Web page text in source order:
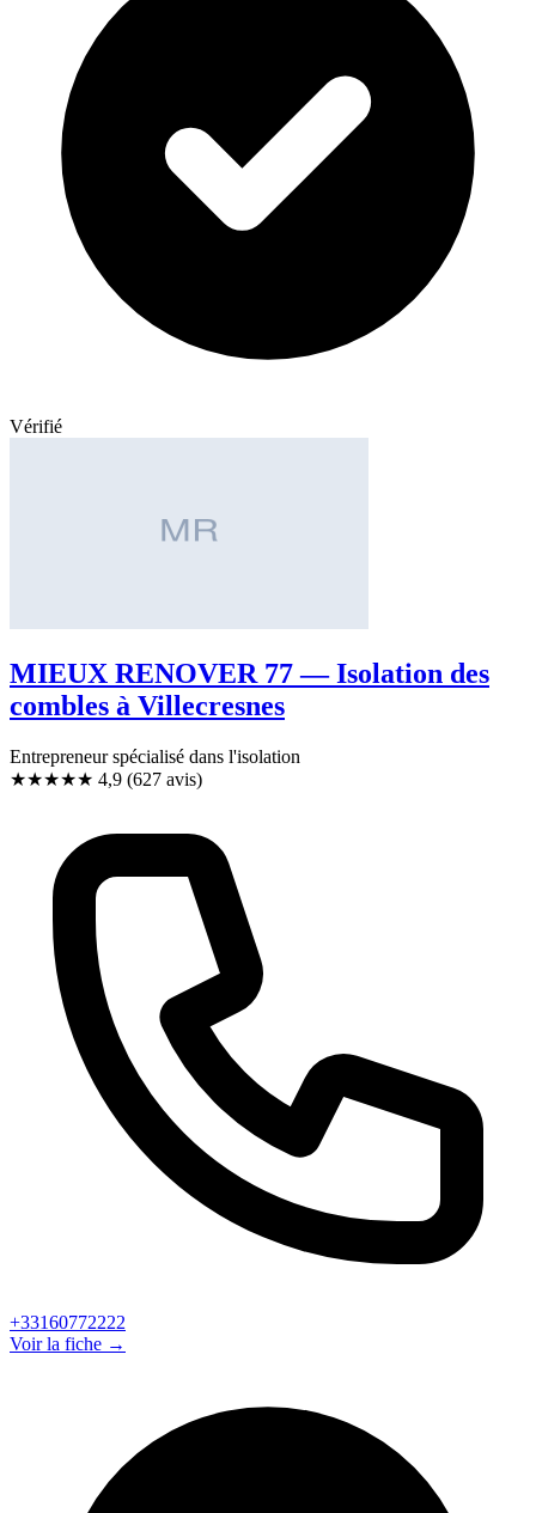
Vérifié
MIEUX RENOVER 77 — Isolation des
combles à Villecresnes
Entrepreneur spécialisé dans l'isolation
★★★★★ 4,9 (627 avis)
+33160772222
Voir la fiche →